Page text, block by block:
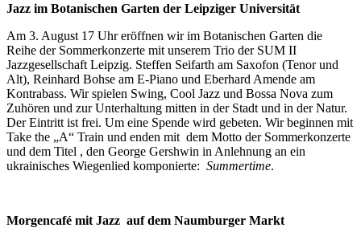
Jazz im Botanischen Garten der Leipziger Universität
Am 3. August 17 Uhr eröffnen wir im Botanischen Garten die
Reihe der Sommerkonzerte mit unserem Trio der SUM II
Jazzgesellschaft Leipzig. Steffen Seifarth am Saxofon (Tenor und
Alt), Reinhard Bohse am E-Piano und Eberhard Amende am
Kontrabass. Wir spielen Swing, Cool Jazz und Bossa Nova zum
Zuhören und zur Unterhaltung mitten in der Stadt und in der Natur.
Der Eintritt ist frei. Um eine Spende wird gebeten. Wir beginnen mit
Take the „A“ Train und enden mit dem Motto der Sommerkonzerte
und dem Titel , den George Gershwin in Anlehnung an ein
ukrainisches Wiegenlied komponierte: Summertime.
Morgencafé mit Jazz auf dem Naumburger Markt